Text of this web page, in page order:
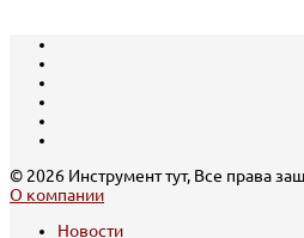
© 2026 Инструмент тут, Все права
О компании
Новости